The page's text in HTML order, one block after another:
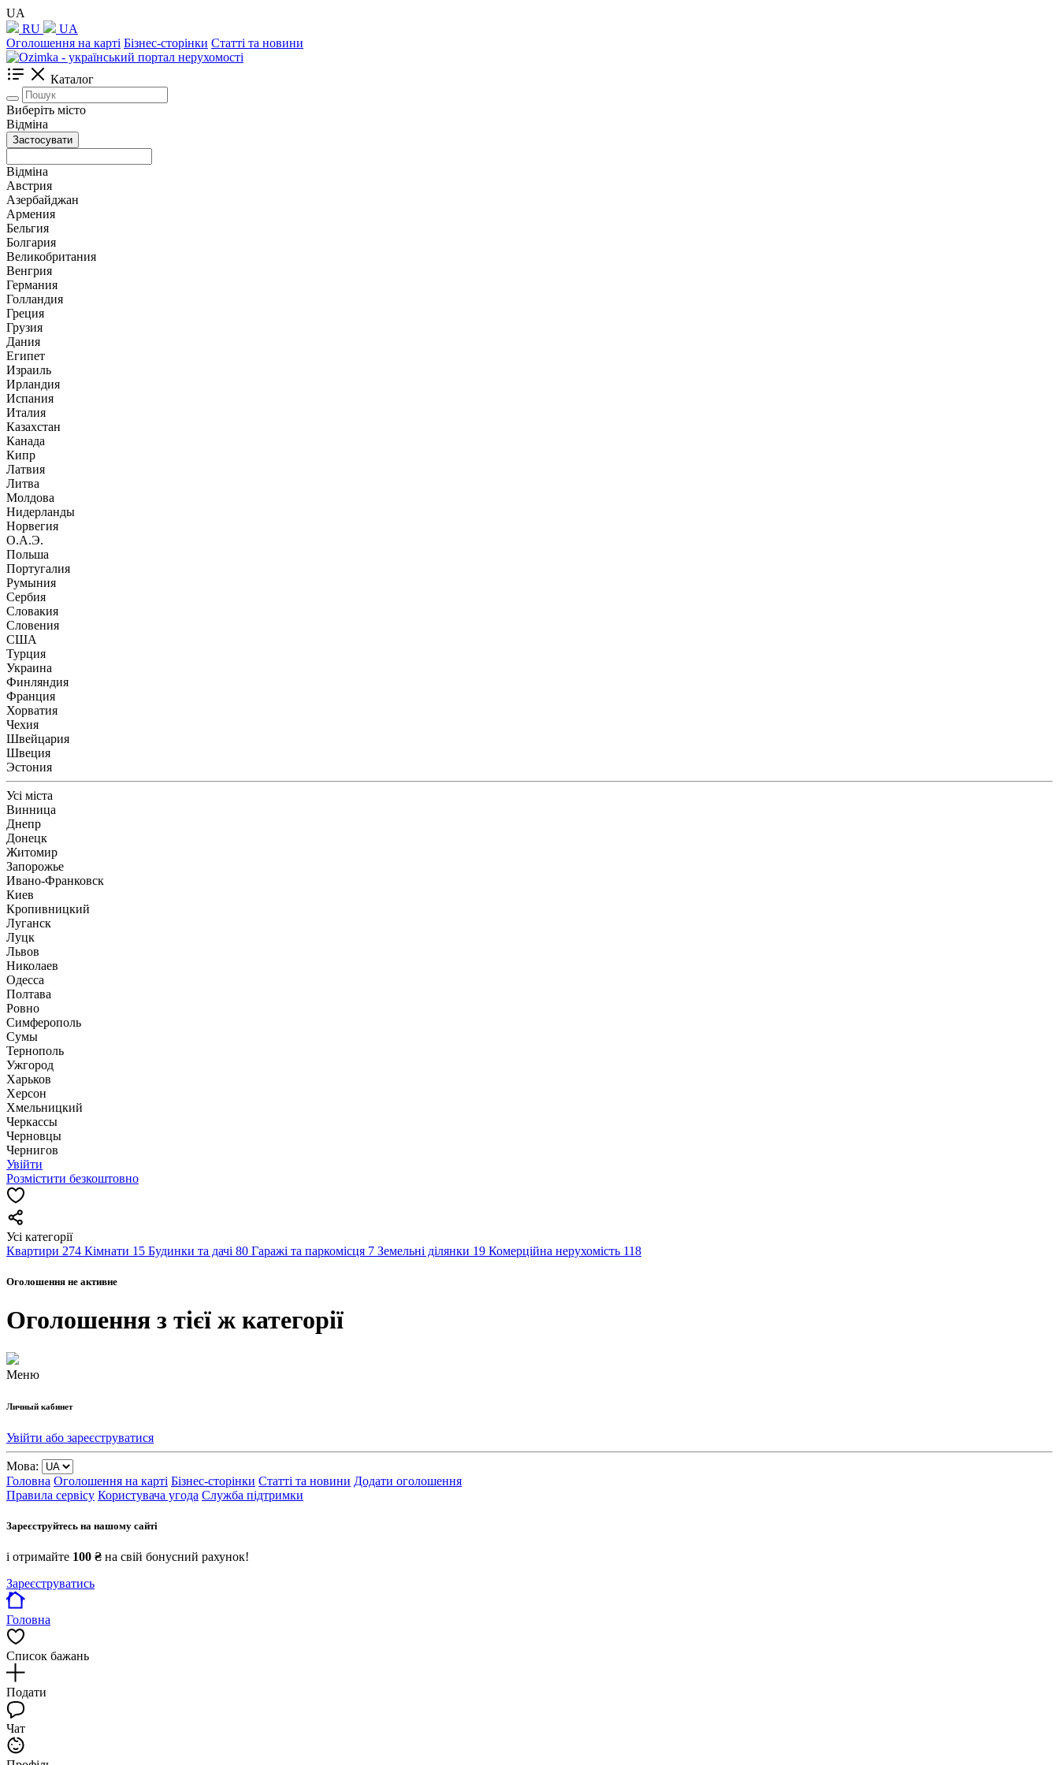
UA
RU
UA
Оголошення на карті Бізнес-сторінки Статті та новини
Каталог
Виберіть місто
Відміна
Застосувати
Відміна
Австрия
Азербайджан
Армения
Бельгия
Болгария
Великобритания
Венгрия
Германия
Голландия
Греция
Грузия
Дания
Египет
Израиль
Ирландия
Испания
Италия
Казахстан
Канада
Кипр
Латвия
Литва
Молдова
Нидерланды
Норвегия
О.А.Э.
Польша
Португалия
Румыния
Сербия
Словакия
Словения
США
Турция
Украина
Финляндия
Франция
Хорватия
Чехия
Швейцария
Швеция
Эстония
Усі міста
Винница
Днепр
Донецк
Житомир
Запорожье
Ивано-Франковск
Киев
Кропивницкий
Луганск
Луцк
Львов
Николаев
Одесса
Полтава
Ровно
Симферополь
Сумы
Тернополь
Ужгород
Харьков
Херсон
Хмельницкий
Черкассы
Чернoвцы
Чернигов
Увійти
Розмістити безкоштовно
Усі категорії
Квартири 274 Кімнати 15 Будинки та дачі 80 Гаражі та паркомісця 7 Земельні ділянки 19 Комерційна нерухомість 118
Оголошення не активне
Оголошення з тієї ж категорії
Меню
Личный кабинет
Увійти або зареєструватися
Мова:
Головна Оголошення на карті Бізнес-сторінки Статті та новини Додати оголошення
Правила сервісу Користувача угода Служба підтримки
Зареєструйтесь на нашому сайті
і отримайте 100 ₴ на свій бонусний рахунок!
Зареєструватись
Головна
Список бажань
Подати
Чат